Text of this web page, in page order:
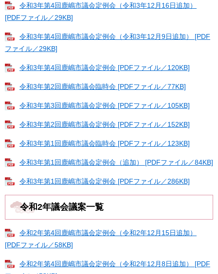
令和3年第4回鹿嶋市議会定例会（令和3年12月16日追加）
[PDFファイル／29KB]
令和3年第4回鹿嶋市議会定例会（令和3年12月9日追加） [PDF
ファイル／29KB]
令和3年第4回鹿嶋市議会定例会 [PDFファイル／120KB]
令和3年第2回鹿嶋市議会臨時会 [PDFファイル／77KB]
令和3年第3回鹿嶋市議会定例会 [PDFファイル／105KB]
令和3年第2回鹿嶋市議会定例会 [PDFファイル／152KB]
令和3年第1回鹿嶋市議会臨時会 [PDFファイル／123KB]
令和3年第1回鹿嶋市議会定例会（追加） [PDFファイル／84KB]
令和3年第1回鹿嶋市議会定例会 [PDFファイル／286KB]
令和2年議会議案一覧
令和2年第4回鹿嶋市議会定例会（令和2年12月15日追加）
[PDFファイル／58KB]
令和2年第4回鹿嶋市議会定例会（令和2年12月8日追加） [PDF